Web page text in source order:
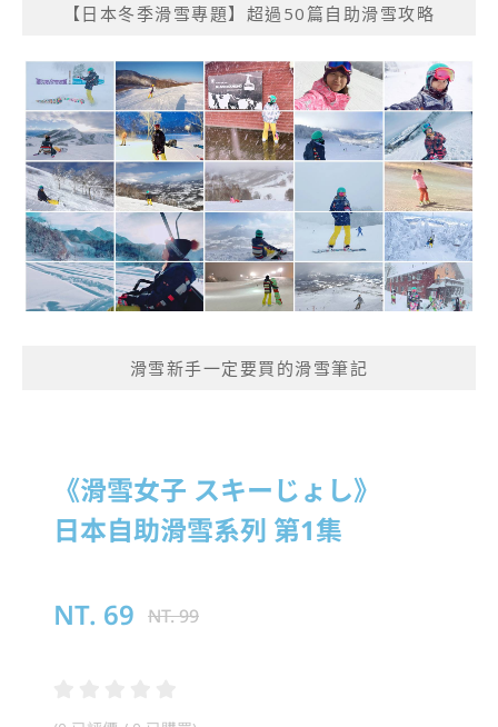
【日本冬季滑雪專題】超過50篇自助滑雪攻略
滑雪新手一定要買的滑雪筆記